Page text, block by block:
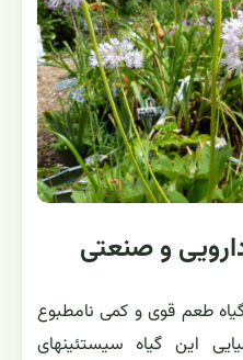
و صنعتی
طعم قوی و کمی نامطبوع
این گیاه سیستئینهای